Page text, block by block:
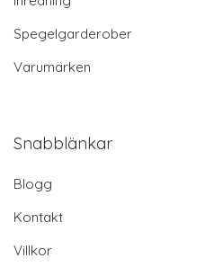
Spegelgarderober
Varumärken
Snabblänkar
Blogg
Kontakt
Villkor